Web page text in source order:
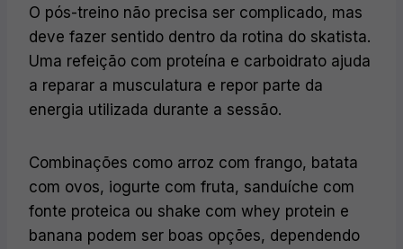
O pós-treino não precisa ser complicado, mas
deve fazer sentido dentro da rotina do skatista.
Uma refeição com proteína e carboidrato ajuda
a reparar a musculatura e repor parte da
energia utilizada durante a sessão.
Combinações como arroz com frango, batata
com ovos, iogurte com fruta, sanduíche com
fonte proteica ou shake com whey protein e
banana podem ser boas opções, dependendo